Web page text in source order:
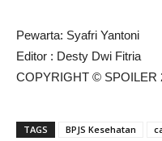
Pewarta: Syafri Yantoni
Editor : Desty Dwi Fitria
COPYRIGHT © SPOILER
TAGS BPJS Kesehatan